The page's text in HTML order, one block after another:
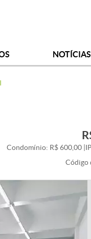
NOTÍCIAS
Condomínio: R$ 600,00
Código